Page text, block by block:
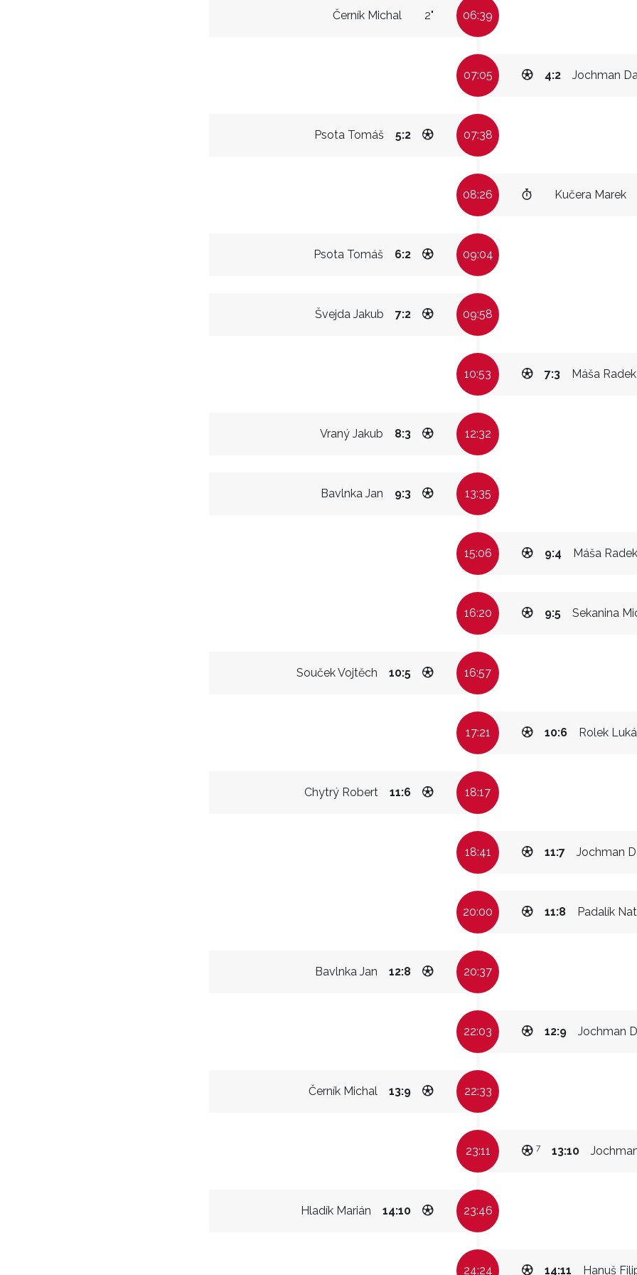
Černík Michal 2" 06:39
07:05 Jochman
4:2
Psota Tomáš 5:2 07:38
08:26 Kučera Marek
Psota Tomáš 6:2 09:04
Švejda Jakub 7:2 09:58
10:53 Máša Radek
7:3
Vraný Jakub 8:3 12:32
Bavlnka Jan 9:3 13:35
15:06 Máša Radek
9:4
16:20 Sekanina
9:5
Souček Vojtěch 10:5 16:57
17:21 Rolek
10:6
Chytrý Robert 11:6 18:17
18:41 Jochman
11:7
20:00 Padalík
11:8
Bavlnka Jan 12:8 20:37
22:03 Jochman
12:9
Černík Michal 13:9 22:33
23:11 13:10
7
Hladík Marián 14:10 23:46
24:24 Hanuš
14:11